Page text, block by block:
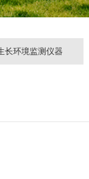
长环境监测仪器